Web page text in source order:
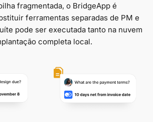
fragmentada, o BridgeApp é
ferramentas separadas de PM e
pode ser executada tanto na nuvem
completa local.